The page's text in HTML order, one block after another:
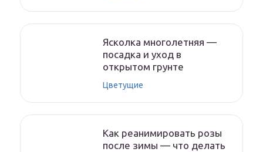
Ясколка многолетняя —
посадка и уход в
открытом грунте
Цветущие
Как реанимировать розы
после зимы — что делать